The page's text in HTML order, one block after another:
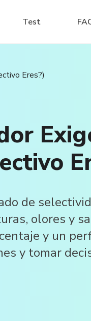
Test
Eres?)
de
olores y
y un
y tomar